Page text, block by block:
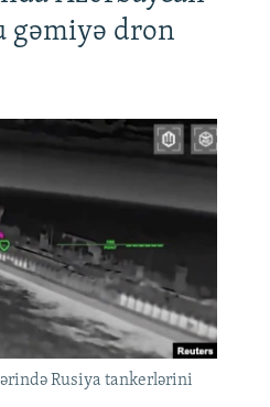
gəmiyə dron
Rusiya tankerlərini